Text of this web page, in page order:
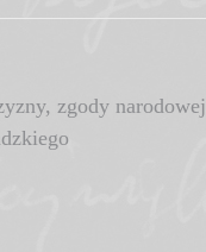
zgody narodowej